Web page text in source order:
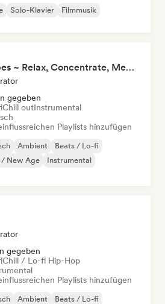
Solo-Klavier Filmmusik
Chillscapes ~ Relax, Concentrate, Meditate, Sleep, Dream
gegeben
Chill outInstrumental
Playlists hinzufügen
Ambient
Beats / Lo-fi
/ New Age
Instrumental
gegeben
Chill / Lo-fi Hip-Hop
Playlists hinzufügen
Ambient
Beats / Lo-fi